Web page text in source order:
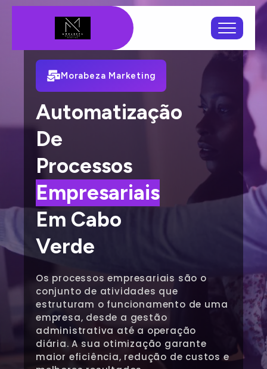
Morabeza Marketing
Automatização
De
Processos
Corporativos
Em Cabo
Verde
Os processos empresariais são o
conjunto de atividades que
estruturam o funcionamento de uma
empresa, desde a gestão
administrativa até a operação
diária. A sua otimização garante
maior eficiência, redução de custos e